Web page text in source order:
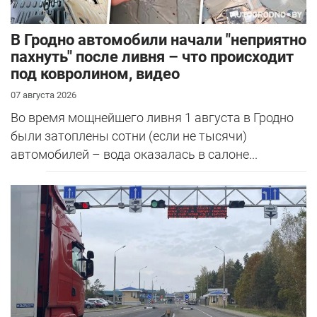
В Гродно автомобили начали "неприятно
пахнуть" после ливня – что происходит
под ковролином, видео
07 августа 2026
Во время мощнейшего ливня 1 августа в Гродно
были затоплены сотни (если не тысячи)
автомобилей – вода оказалась в салоне...